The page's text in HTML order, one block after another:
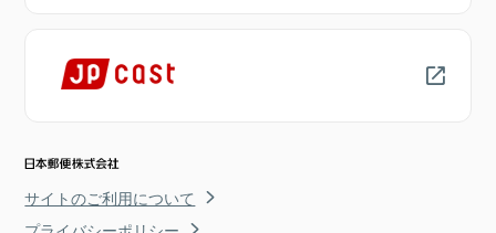
サイトのご利用について